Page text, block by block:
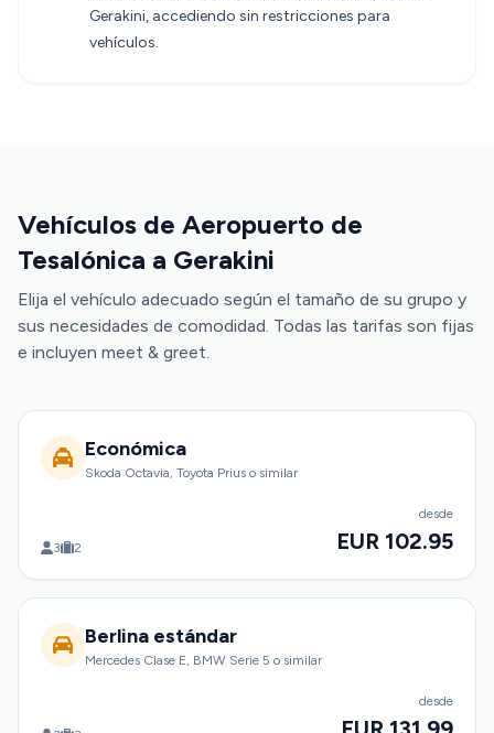
Gerakini, accediendo sin restricciones para
vehículos.
Vehículos de Aeropuerto de
Tesalónica a Gerakini
Elija el vehículo adecuado según el tamaño de su grupo y
sus necesidades de comodidad. Todas las tarifas son fijas
e incluyen meet & greet.
Económica
Skoda Octavia, Toyota Prius o similar
3 2
desde
EUR 102.95
Berlina estándar
Mercedes Clase E, BMW Serie 5 o similar
desde